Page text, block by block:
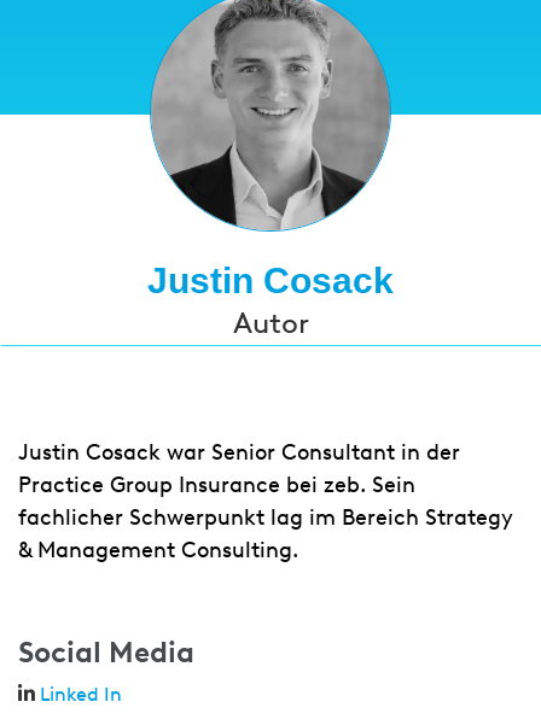
Justin Cosack
Autor
Justin Cosack war Senior Consultant in der
Practice Group Insurance bei zeb. Sein
fachlicher Schwerpunkt lag im Bereich Strategy
& Management Consulting.
Social Media
Linked In